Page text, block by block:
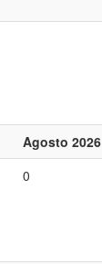
Agosto 2026
0